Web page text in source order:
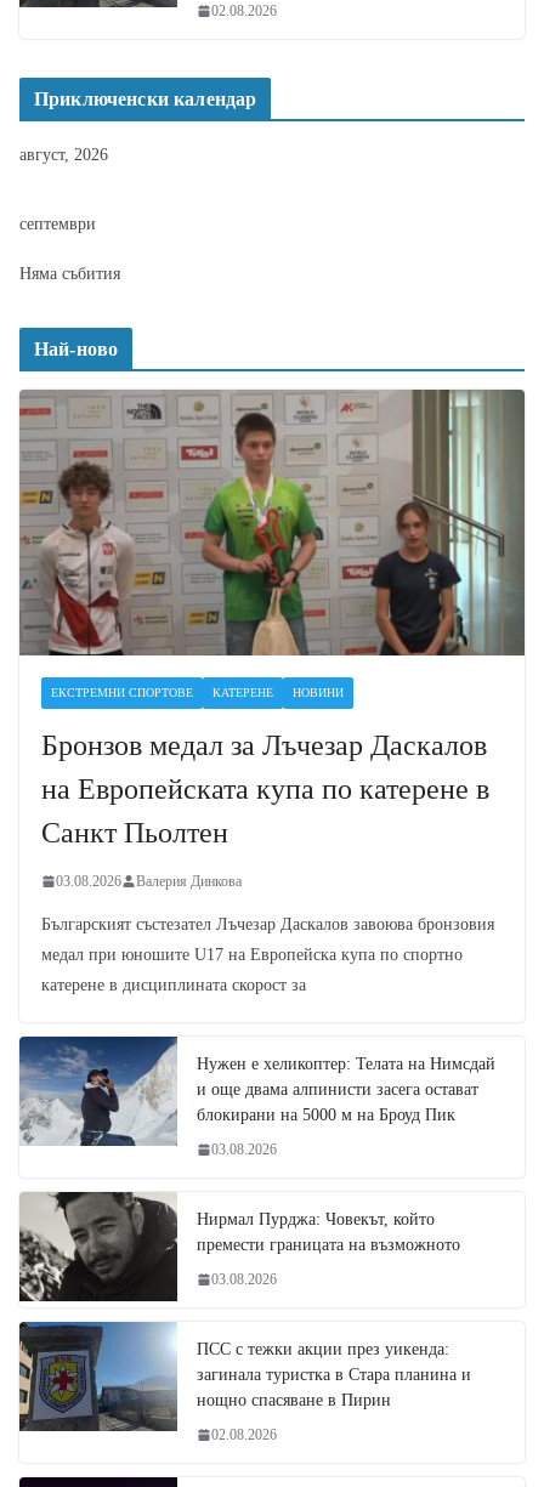
02.08.2026
Приключенски календар
август, 2026
септември
Няма събития
Най-ново
ЕКСТРЕМНИ СПОРТОВЕ КАТЕРЕНЕ НОВИНИ
Бронзов медал за Лъчезар Даскалов
на Европейската купа по катерене в
Санкт Пьолтен
03.08.2026 Валерия Динкова
Българският състезател Лъчезар Даскалов завоюва бронзовия
медал при юношите U17 на Европейска купа по спортно
катерене в дисциплината скорост за
Нужен е хеликоптер: Телата на Нимсдай
и още двама алпинисти засега остават
блокирани на 5000 м на Броуд Пик
03.08.2026
Нирмал Пурджа: Човекът, който
премести границата на възможното
03.08.2026
ПСС с тежки акции през уикенда:
загинала туристка в Стара планина и
нощно спасяване в Пирин
02.08.2026